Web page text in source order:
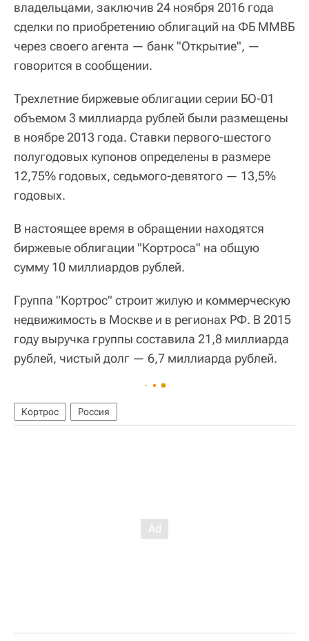
владельцами, заключив 24 ноября 2016 года
сделки по приобретению облигаций на ФБ ММВБ
через своего агента — банк "Открытие", —
говорится в сообщении.
Трехлетние биржевые облигации серии БО-01
объемом 3 миллиарда рублей были размещены
в ноябре 2013 года. Ставки первого-шестого
полугодовых купонов определены в размере
12,75% годовых, седьмого-девятого — 13,5%
годовых.
В настоящее время в обращении находятся
биржевые облигации "Кортроса" на общую
сумму 10 миллиардов рублей.
Группа "Кортрос" строит жилую и коммерческую
недвижимость в Москве и в регионах РФ. В 2015
году выручка группы составила 21,8 миллиарда
рублей, чистый долг — 6,7 миллиарда рублей.
Кортрос Россия